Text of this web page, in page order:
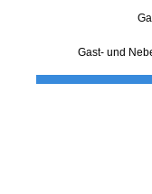
Gast- und